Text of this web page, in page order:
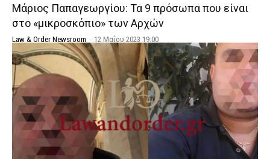
Μάριος Παπαγεωργίου: Τα 9 πρόσωπα που είναι
στο «μικροσκόπιο» των Αρχών
Law & Order Newsroom - 12 Μαΐου 2023 19:00